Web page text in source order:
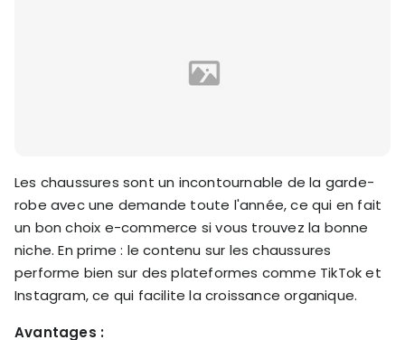
Les chaussures sont un incontournable de la garde-
robe avec une demande toute l'année, ce qui en fait
un bon choix e-commerce si vous trouvez la bonne
niche. En prime : le contenu sur les chaussures
performe bien sur des plateformes comme TikTok et
Instagram, ce qui facilite la croissance organique.
Avantages :